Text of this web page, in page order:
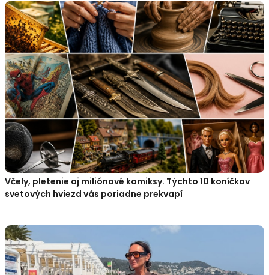
Včely, pletenie aj miliónové komiksy. Týchto 10 koníčkov
svetových hviezd vás poriadne prekvapí